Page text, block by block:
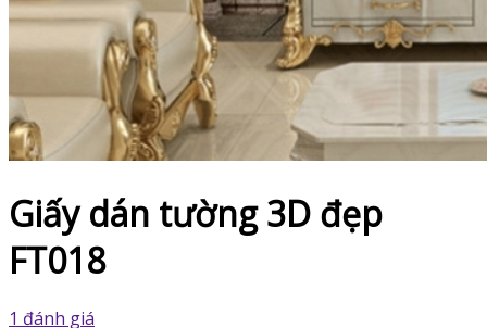
Giấy dán tường 3D đẹp
FT018
1 đánh giá